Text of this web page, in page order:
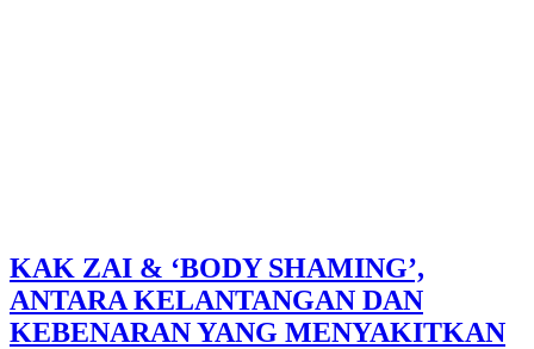
KAK ZAI & ‘BODY SHAMING’,
ANTARA KELANTANGAN DAN
KEBENARAN YANG MENYAKITKAN